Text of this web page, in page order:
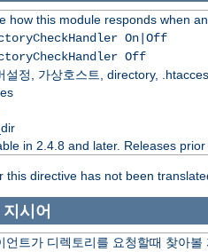
how this module responds when
On|Off
Off
설정, 가상호스트, directory,
in 2.4.8 and later. Releases
this directive has not been
지시어
언트가 디렉토리를 요청할때 찾아볼